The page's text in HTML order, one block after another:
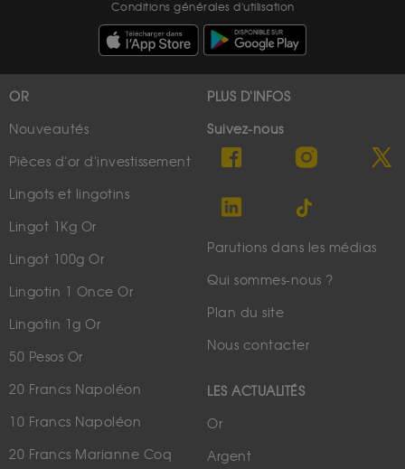
Conditions générales d'utilisation
OR
Nouveautés
Pièces d'or d'investissement
Lingots et lingotins
Lingot 1Kg Or
Lingot 100g Or
Lingotin 1 Once Or
Lingotin 1g Or
50 Pesos Or
20 Francs Napoléon
10 Francs Napoléon
20 Francs Marianne Coq
PLUS D'INFOS
Suivez-nous
Parutions dans les médias
Qui sommes-nous ?
Plan du site
Nous contacter
LES ACTUALITÉS
Or
Argent